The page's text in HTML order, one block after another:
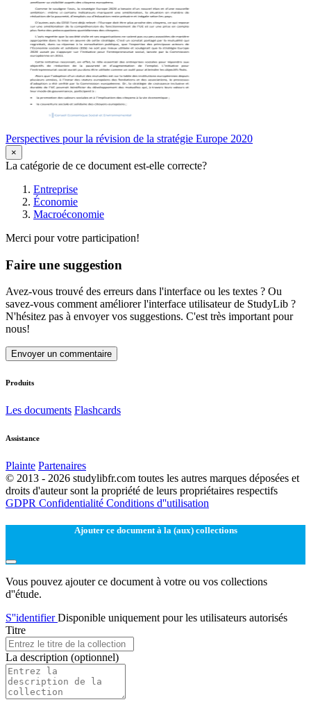
Perspectives pour la révision de la stratégie Europe 2020
×
La catégorie de ce document est-elle correcte?
Entreprise
Économie
Macroéconomie
Merci pour votre participation!
Faire une suggestion
Avez-vous trouvé des erreurs dans l'interface ou les textes ? Ou
savez-vous comment améliorer l'interface utilisateur de StudyLib ?
N'hésitez pas à envoyer vos suggestions. C'est très important pour
nous!
Envoyer un commentaire
Produits
Les documents Flashcards
Assistance
Plainte Partenaires
© 2013 - 2026 studylibfr.com toutes les autres marques déposées et
droits d'auteur sont la propriété de leurs propriétaires respectifs
GDPR Confidentialité Conditions d''utilisation
Ajouter ce document à la (aux) collections
Vous pouvez ajouter ce document à votre ou vos collections
d''étude.
S''identifierDisponible uniquement pour les utilisateurs autorisés
Titre
La description (optionnel)